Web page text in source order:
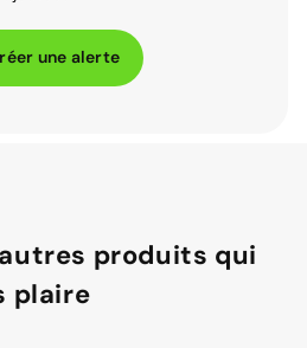
une alerte
produits qui
plaire